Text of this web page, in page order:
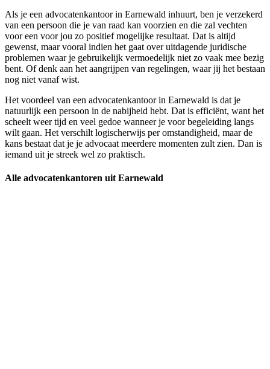
Als je een advocatenkantoor in Earnewald inhuurt, ben je verzekerd
van een persoon die je van raad kan voorzien en die zal vechten
voor een voor jou zo positief mogelijke resultaat. Dat is altijd
gewenst, maar vooral indien het gaat over uitdagende juridische
problemen waar je gebruikelijk vermoedelijk niet zo vaak mee bezig
bent. Of denk aan het aangrijpen van regelingen, waar jij het bestaan
nog niet vanaf wist.
Het voordeel van een advocatenkantoor in Earnewald is dat je
natuurlijk een persoon in de nabijheid hebt. Dat is efficiënt, want het
scheelt weer tijd en veel gedoe wanneer je voor begeleiding langs
wilt gaan. Het verschilt logischerwijs per omstandigheid, maar de
kans bestaat dat je je advocaat meerdere momenten zult zien. Dan is
iemand uit je streek wel zo praktisch.
Alle advocatenkantoren uit Earnewald